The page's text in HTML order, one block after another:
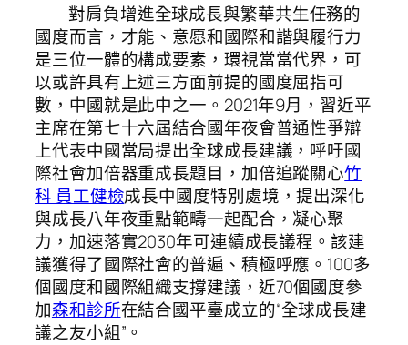
對肩負增進全球成長與繁華共生任務的
國度而言，才能、意愿和國際和諧與履行力
是三位一體的構成要素，環視當當代界，可
以或許具有上述三方面前提的國度屈指可
數，中國就是此中之一。2021年9月，習近平
主席在第七十六屆結合國年夜會普通性爭辯
上代表中國當局提出全球成長建議，呼吁國
際社會加倍器重成長題目，加倍追蹤關心竹
科 員工健檢成長中國度特別處境，提出深化
與成長八年夜重點範疇一起配合，凝心聚
力，加速落實2030年可連續成長議程。該建
議獲得了國際社會的普遍、積極呼應。100多
個國度和國際組織支撐建議，近70個國度參
加森和診所在結合國平臺成立的“全球成長建
議之友小組”。